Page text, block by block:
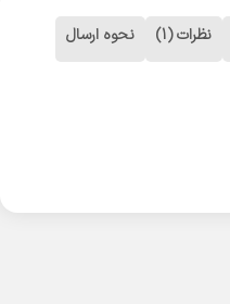
نظرات (1) نحوه ارسال